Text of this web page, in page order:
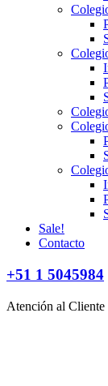
Sale!
Contacto
+51 1 5045984
Atención al Cliente